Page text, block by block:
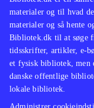
materialer og til hvad
materialer og så hente
Bibliotek.dk til at søge
tidsskrifter, artikler, e-
et fysisk bibliotek, men
danske offentlige
lokale bibliotek.